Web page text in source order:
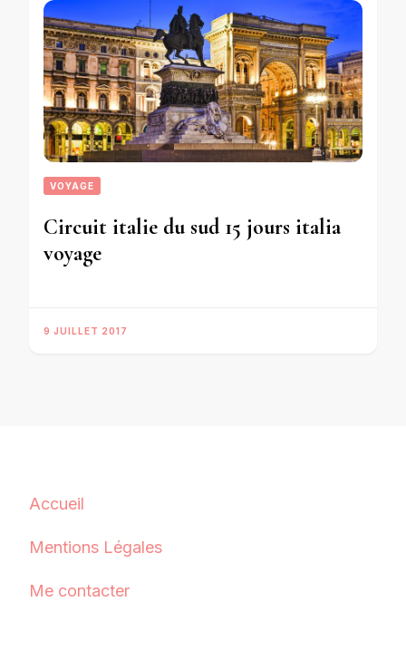
VOYAGE
Circuit italie du sud 15 jours italia
voyage
9 JUILLET 2017
Accueil
Mentions Légales
Me contacter